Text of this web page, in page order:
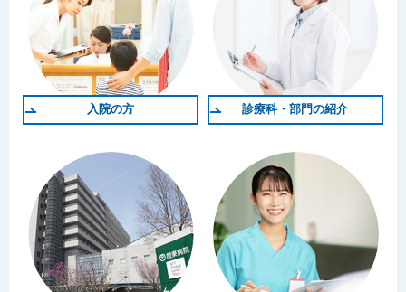
入院の方 診療科・部門の紹介